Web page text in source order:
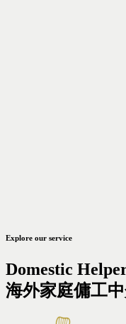
Explore our service
Domestic
海外家庭傭工